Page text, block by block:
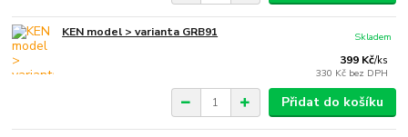
KEN model > varianta GRB91
399 Kč/ks
330 Kč bez DPH
Skladem
Přidat do košíku